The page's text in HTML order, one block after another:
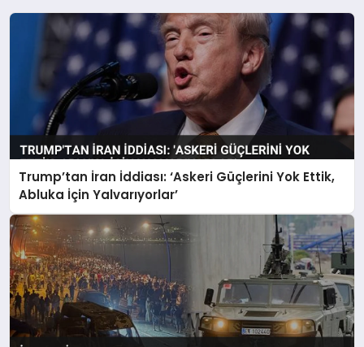
Trump’tan İran İddiası: ‘Askeri Güçlerini Yok Ettik,
Abluka İçin Yalvarıyorlar’